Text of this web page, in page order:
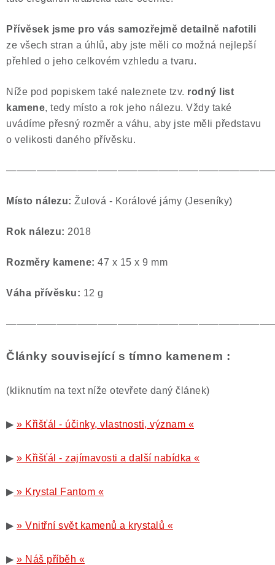
Přívěsek jsme pro vás samozřejmě detailně nafotili
ze všech stran a úhlů, aby jste měli co možná nejlepší
přehled o jeho celkovém vzhledu a tvaru.
Níže pod popiskem také naleznete tzv. rodný list
kamene, tedy místo a rok jeho nálezu. Vždy také
uvádíme přesný rozměr a váhu, aby jste měli představu
o velikosti daného přívěsku.
Místo nálezu: Žulová - Korálové jámy (Jeseníky)
Rok nálezu: 2018
Rozměry kamene: 47 x 15 x 9 mm
Váha přívěsku: 12 g
Články související s tímno kamenem :
(kliknutím na text níže otevřete daný článek)
▶ » Křišťál - účinky, vlastnosti, význam «
▶ » Křišťál - zajímavosti a další nabídka «
▶ » Krystal Fantom «
▶ » Vnitřní svět kamenů a krystalů «
▶ » Náš příběh «